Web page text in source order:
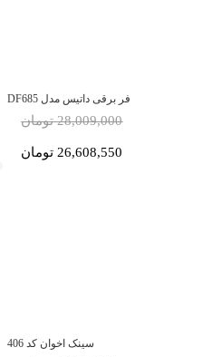
فر برقی داتیس مدل DF685
28,009,000 تومان
26,608,550 تومان
سینک اخوان کد 406